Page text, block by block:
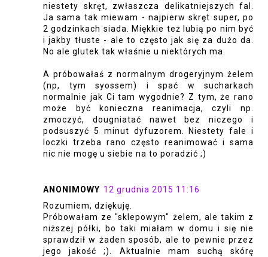
niestety skręt, zwłaszcza delikatniejszych fal.
Ja sama tak miewam - najpierw skręt super, po
2 godzinkach siada. Miękkie też lubią po nim być
i jakby tłuste - ale to często jak się za dużo da.
No ale glutek tak właśnie u niektórych ma.
A próbowałaś z normalnym drogeryjnym żelem
(np, tym syossem) i spać w sucharkach
normalnie jak Ci tam wygodnie? Z tym, że rano
może być konieczna reanimacja, czyli np.
zmoczyć, dougniatać nawet bez niczego i
podsuszyć 5 minut dyfuzorem. Niestety fale i
loczki trzeba rano często reanimować i sama
nic nie mogę u siebie na to poradzić ;)
ANONIMOWY 12 grudnia 2015 11:16
Rozumiem, dziękuję.
Próbowałam ze "sklepowym" żelem, ale takim z
niższej półki, bo taki miałam w domu i się nie
sprawdził w żaden sposób, ale to pewnie przez
jego jakość ;). Aktualnie mam suchą skórę